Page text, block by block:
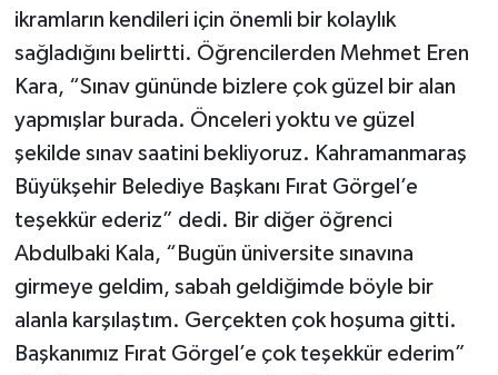
ikramların kendileri için önemli bir kolaylık
sağladığını belirtti. Öğrencilerden Mehmet Eren
Kara, “Sınav gününde bizlere çok güzel bir alan
yapmışlar burada. Önceleri yoktu ve güzel
şekilde sınav saatini bekliyoruz. Kahramanmaraş
Büyükşehir Belediye Başkanı Fırat Görgel’e
teşekkür ederiz” dedi. Bir diğer öğrenci
Abdulbaki Kala, “Bugün üniversite sınavına
girmeye geldim, sabah geldiğimde böyle bir
alanla karşılaştım. Gerçekten çok hoşuma gitti.
Başkanımız Fırat Görgel’e çok teşekkür ederim”